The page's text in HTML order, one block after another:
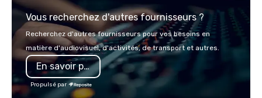
location for your day or overnight
corporate offsite retreat! With a wide
variety of activities available, you can
choose what would suit your team
best. Sonoma Zipline Adventures is a
popular option. We can also facilitate
team building, archery tag, and
challenge courses for a day full of
Vous recherchez d'autres fournisseurs ?
Recherchez d'autres fournisseurs pour vos besoins en
matière d'audiovisuel, d'activités, de transport et autres.
En savoir plus
Propulsé par